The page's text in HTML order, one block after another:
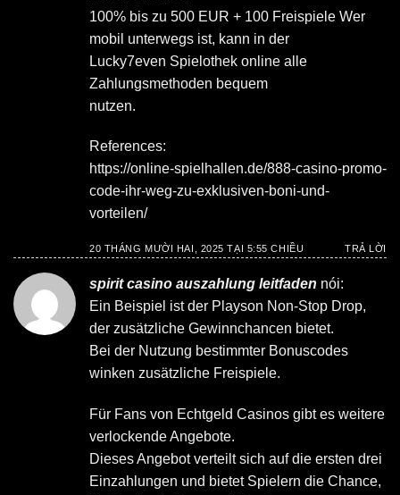
100% bis zu 500 EUR + 100 Freispiele Wer
mobil unterwegs ist, kann in der
Lucky7even Spielothek online alle
Zahlungsmethoden bequem
nutzen.
References:
https://online-spielhallen.de/888-casino-promo-
code-ihr-weg-zu-exklusiven-boni-und-
vorteilen/
20 THÁNG MƯỜI HAI, 2025 TẠI 5:55 CHIỀU TRẢ LỜI
spirit casino auszahlung leitfaden nói:
Ein Beispiel ist der Playson Non-Stop Drop,
der zusätzliche Gewinnchancen bietet.
Bei der Nutzung bestimmter Bonuscodes
winken zusätzliche Freispiele.
Für Fans von Echtgeld Casinos gibt es weitere
verlockende Angebote.
Dieses Angebot verteilt sich auf die ersten drei
Einzahlungen und bietet Spielern die Chance,